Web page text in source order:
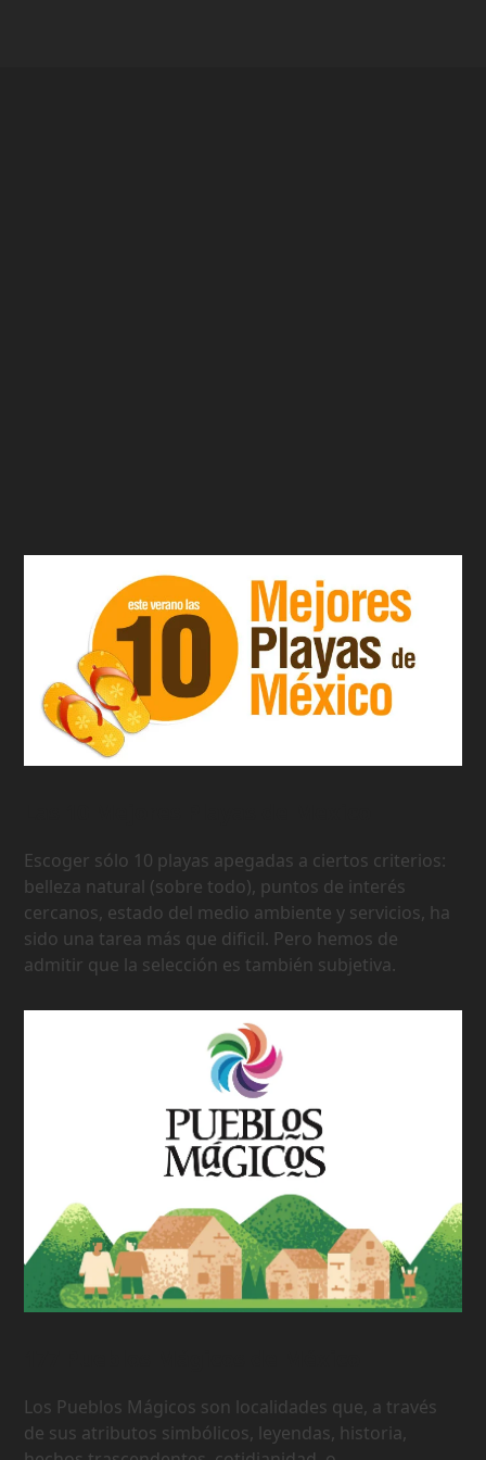
Escoger sólo 10 playas apegadas a ciertos criterios:
belleza natural (sobre todo), puntos de interés
cercanos, estado del medio ambiente y servicios, ha
sido una tarea más que dificil. Pero hemos de
admitir que la selección es también subjetiva.
Los Pueblos Mágicos son localidades que, a través
de sus atributos simbólicos, leyendas, historia,